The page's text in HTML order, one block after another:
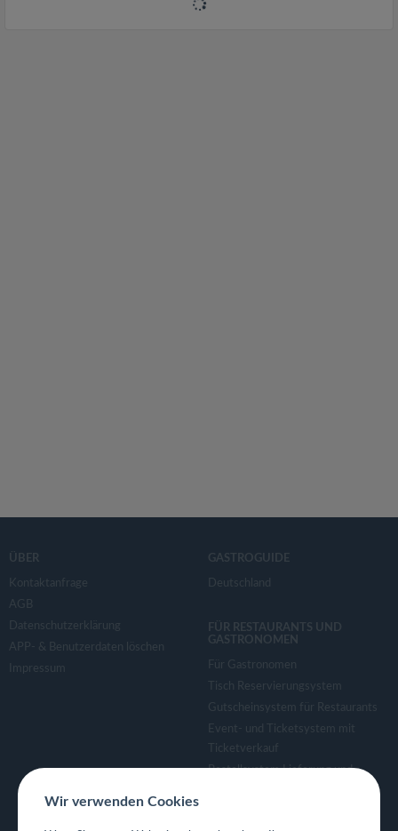
ÜBER
Kontaktanfrage
AGB
Datenschutzerklärung
APP- & Benutzerdaten löschen
Impressum
GASTROGUIDE
Deutschland
FÜR RESTAURANTS UND
GASTRONOMEN
Für Gastronomen
Tisch Reservierungsystem
Gutscheinsystem für Restaurants
Event- und Ticketsystem mit
Ticketverkauf
Bestellsystem Lieferung und
Wir verwenden Cookies